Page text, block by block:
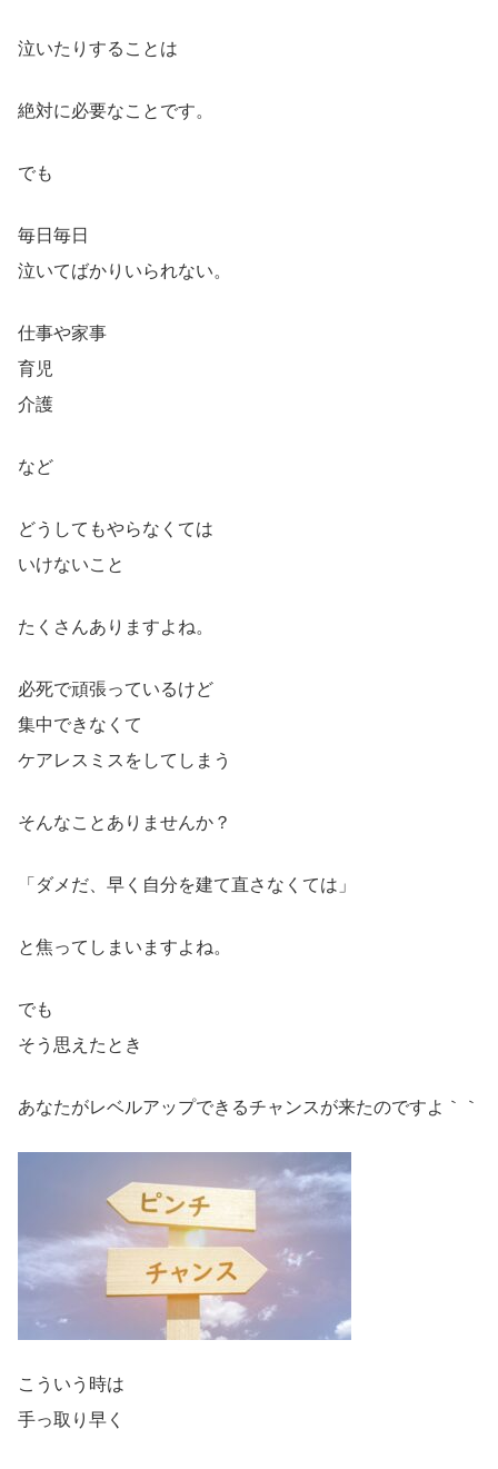
泣いたりすることは
絶対に必要なことです。
でも
毎日毎日
泣いてばかりいられない。
仕事や家事
育児
介護
など
どうしてもやらなくては
いけないこと
たくさんありますよね。
必死で頑張っているけど
集中できなくて
ケアレスミスをしてしまう
そんなことありませんか？
「ダメだ、早く自分を建て直さなくては」
と焦ってしまいますよね。
でも
そう思えたとき
あなたがレベルアップできるチャンスが来たのですよ｀｀
こういう時は
手っ取り早く